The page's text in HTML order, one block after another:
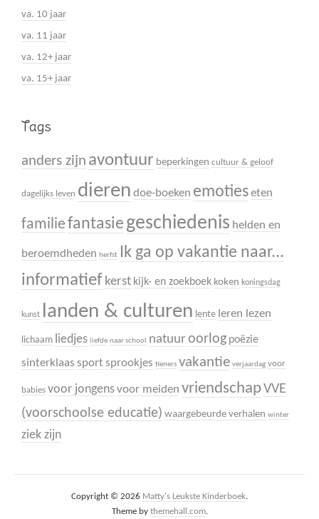
va. 10 jaar
va. 11 jaar
va. 12+ jaar
va. 15+ jaar
Tags
anders zijn avontuur beperkingen cultuur & geloof
dagelijks leven dieren doe-boeken emotieseten
familiefantasie geschiedenis helden en
beroemdheden herfst Ik ga op vakantie naar...
informatief kerst kijk- en zoekboek koken koningsdag
kunst landen & culturen lente leren lezen
lichaam liedjes liefde naar school natuur oorlog poëzie
sinterklaas sport sprookjes tieners vakantie verjaardag voor
babies voor jongensvoor meiden vriendschapVVE
(voorschoolse educatie) waargebeurde verhalen winter
ziek zijn
Copyright © 2026 Matty's Leukste Kinderboek.
Theme by themehall.com.